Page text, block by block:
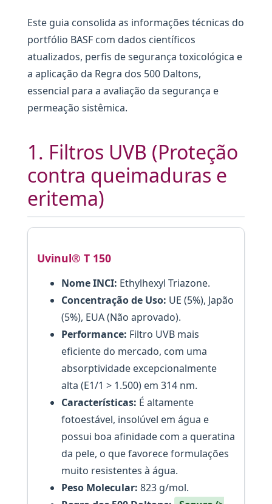
Este guia consolida as informações técnicas do
portfólio BASF com dados científicos
atualizados, perfis de segurança toxicológica e
a aplicação da Regra dos 500 Daltons,
essencial para a avaliação da segurança e
permeação sistêmica.
1. Filtros UVB (Proteção
contra queimaduras e
eritema)
Uvinul® T 150
Nome INCI: Ethylhexyl Triazone.
Concentração de Uso: UE (5%), Japão
(5%), EUA (Não aprovado).
Performance: Filtro UVB mais
eficiente do mercado, com uma
absorptividade excepcionalmente
alta (E1/1 > 1.500) em 314 nm.
Características: É altamente
fotoestável, insolúvel em água e
possui boa afinidade com a queratina
da pele, o que favorece formulações
muito resistentes à água.
Peso Molecular: 823 g/mol.